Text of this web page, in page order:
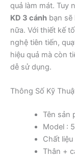
quả làm mát. Tuy
KD 3 cánh bạn sẽ
nữa. Với thiết kế
nghệ tiên tiến,
hiệu quả mà còn
dễ sử dụng.
Thông Số Kỹ
Tên sản
Model :
Chất
Thân +